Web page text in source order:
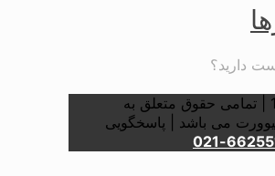
دارید؟
© 1395 - 1389 | تمامی حقوق متعلق به
می باشد | پاسخگویی